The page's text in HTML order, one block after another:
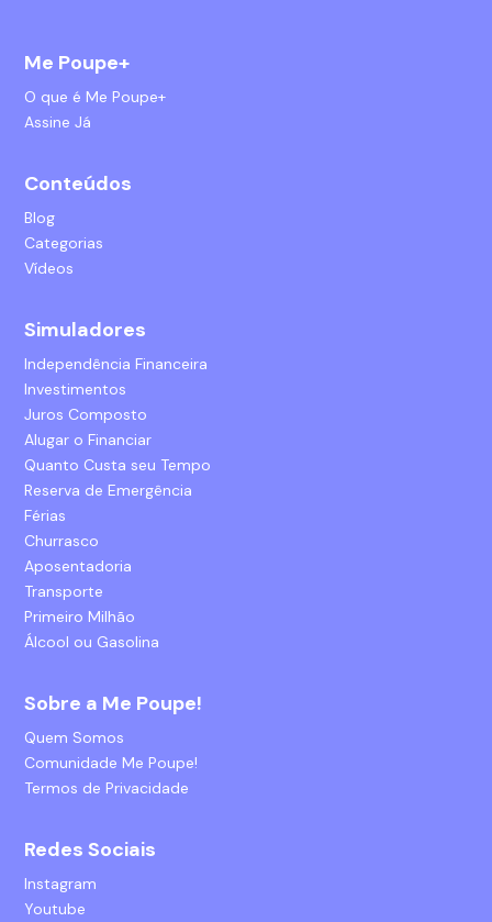
Me Poupe+
O que é Me Poupe+
Assine Já
Conteúdos
Blog
Categorias
Vídeos
Simuladores
Independência Financeira
Investimentos
Juros Composto
Alugar o Financiar
Quanto Custa seu Tempo
Reserva de Emergência
Férias
Churrasco
Aposentadoria
Transporte
Primeiro Milhão
Álcool ou Gasolina
Sobre a Me Poupe!
Quem Somos
Comunidade Me Poupe!
Termos de Privacidade
Redes Sociais
Instagram
Youtube